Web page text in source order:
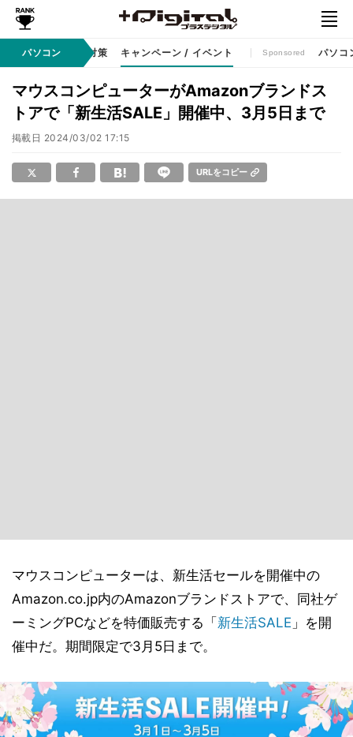
パソコン
セキュリティ対策 キャンペーン / イベント Sponsored パソコ
マウスコンピューターがAmazonブランドス
トアで「新生活SALE」開催中、3月5日まで
掲載日 2024/03/02 17:15
URLをコピー
マウスコンピューターは、新生活セールを開催中の
Amazon.co.jp内のAmazonブランドストアで、同社ゲ
ーミングPCなどを特価販売する「 新生活SALE 」を開
催中だ。期間限定で3月5日まで。